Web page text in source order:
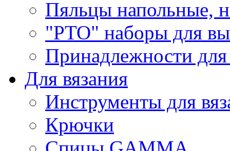
Пяльцы напольные,
"РТО" наборы для
Принадлежности
Для вязания
Инструменты для
Крючки